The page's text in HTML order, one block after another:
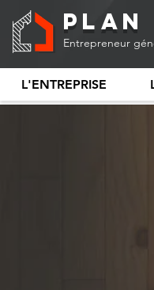
Plan
Entrepreneur
L'ENTREPRISE